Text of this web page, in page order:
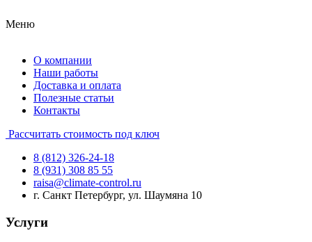
Меню
О компании
Наши работы
Доставка и оплата
Полезные статьи
Контакты
Рассчитать стоимость под ключ
8 (812) 326-24-18
8 (931) 308 85 55
raisa@climate-control.ru
г. Санкт Петербург, ул. Шаумяна 10
Услуги